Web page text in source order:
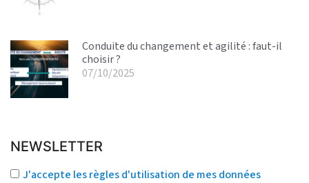
Conduite du changement et agilité : faut-il
choisir ?
07/10/2025
NEWSLETTER
J'accepte les règles d'utilisation de mes données